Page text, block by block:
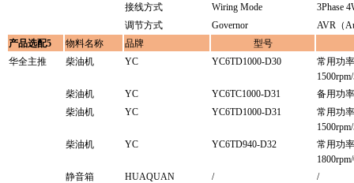
接线方式
Wiring Mode
3Phase
调节方式
Governor
AVR（
产品选配5
物料名称 品牌
型号
华全主推
柴油机 YC YC6TD1000-D30
常用功
柴油机
YC YC6TC1000-D31
备用功
柴油机
YC YC6TD1000-D31
常用功
柴油机
YC YC6TD940-D32
常用功
静音箱
HUAQUAN /
/